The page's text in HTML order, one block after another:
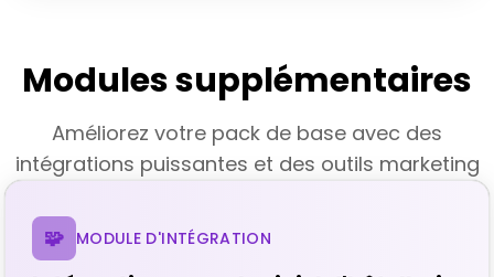
Modules supplémentaires
Améliorez votre pack de base avec des
intégrations puissantes et des outils marketing
🧩 MODULE D'INTÉGRATION